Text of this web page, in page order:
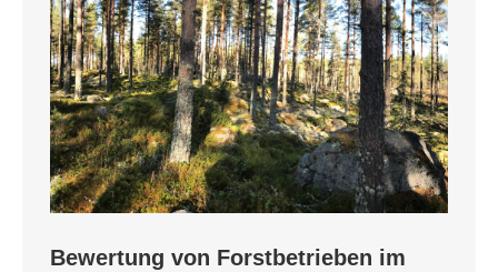
Bewertung von Forstbetrieben im